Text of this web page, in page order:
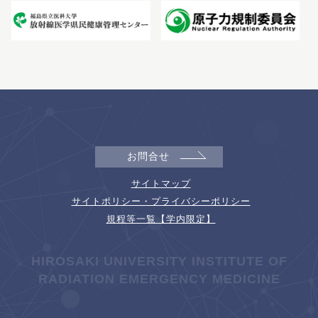
お問合せ
サイトマップ
サイトポリシー・プライバシーポリシー
規程等一覧【学内限定】
HIROSAKI UNIVERSITY INSTITUTE OF
RADIATION EMERGENCY MEDICINE